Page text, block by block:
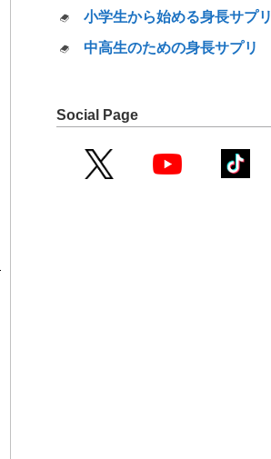
小学生から始める身長サプリ
中高生のための身長サプリ
Social Page